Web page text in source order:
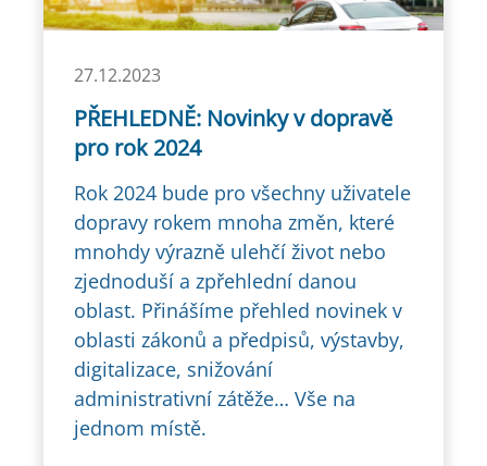
27.12.2023
PŘEHLEDNĚ: Novinky v dopravě
pro rok 2024
Rok 2024 bude pro všechny uživatele
dopravy rokem mnoha změn, které
mnohdy výrazně ulehčí život nebo
zjednoduší a zpřehlední danou
oblast. Přinášíme přehled novinek v
oblasti zákonů a předpisů, výstavby,
digitalizace, snižování
administrativní zátěže… Vše na
jednom místě.